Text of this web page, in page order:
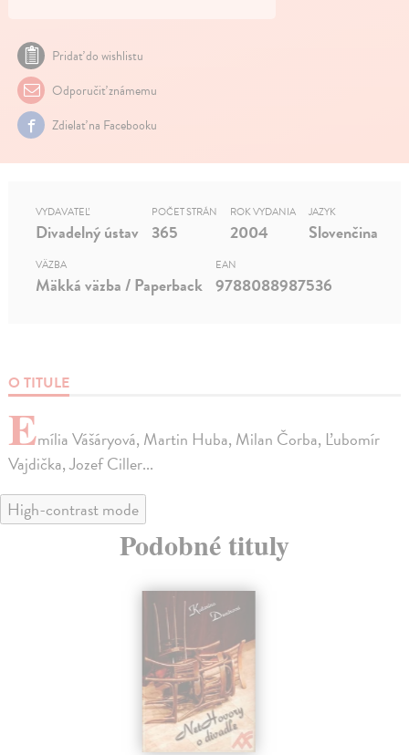
Pridať do wishlistu
Odporučiť známemu
Zdielať na Facebooku
O TITULE
Emília Vášáryová, Martin Huba, Milan Čorba, Ľubomír
Vajdička, Jozef Ciller...
VYDAVATEĽ
Divadelný ústav
POČET STRÁN
365
ROK VYDANIA
2004
JAZYK
Slovenčina
VÄZBA
Mäkká väzba / Paperback
EAN
9788088987536
High-contrast mode
Podobné tituly